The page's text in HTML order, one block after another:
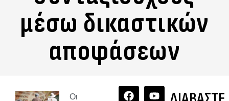
μέσω δικαστικών
αποφάσεων
Οι